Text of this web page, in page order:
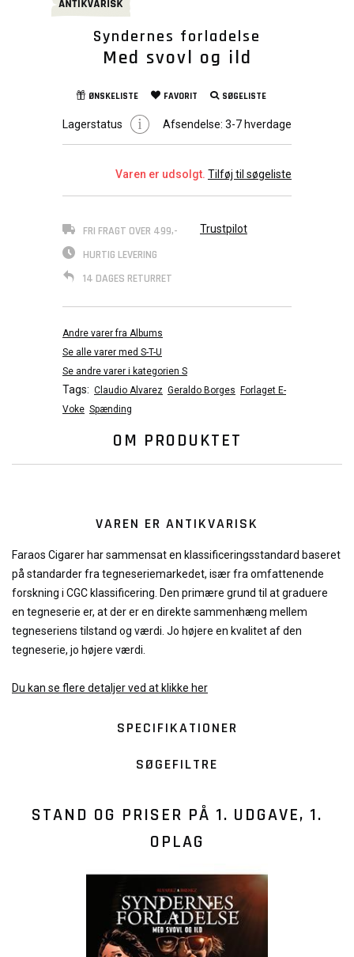
Syndernes forladelse
Med svovl og ild
ØNSKELISTE FAVORIT SØGELISTE
Lagerstatus Afsendelse: 3-7 hverdage
Varen er udsolgt. Tilføj til søgeliste
FRI FRAGT OVER 499,-
HURTIG LEVERING
14 DAGES RETURRET
Trustpilot
Andre varer fra Albums
Se alle varer med S-T-U
Se andre varer i kategorien S
Tags: Claudio Alvarez Geraldo Borges
Forlaget E-
Voke Spænding
OM PRODUKTET
VAREN ER ANTIKVARISK
Faraos Cigarer har sammensat en klassificeringsstandard baseret
på standarder fra tegneseriemarkedet, især fra omfattenende
forskning i CGC klassificering. Den primære grund til at graduere
en tegneserie er, at der er en direkte sammenhæng mellem
tegneseriens tilstand og værdi. Jo højere en kvalitet af den
tegneserie, jo højere værdi.
Du kan se flere detaljer ved at klikke her
SPECIFIKATIONER
SØGEFILTRE
STAND OG PRISER PÅ 1. UDGAVE, 1.
OPLAG